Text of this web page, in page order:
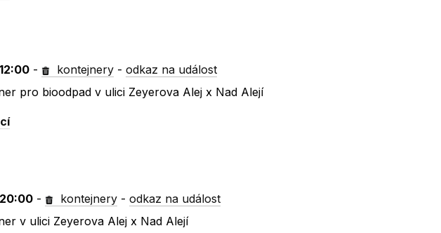
- kontejnery -odkaz na událost
pro bioodpad v ulici Zeyerova Alej x Nad Alejí
- kontejnery -odkaz na událost
v ulici Zeyerova Alej x Nad Alejí